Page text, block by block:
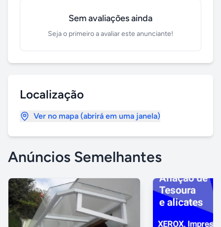
Sem avaliações ainda
Seja o primeiro a avaliar este anunciante!
Localização
Ver no mapa (abrirá em uma janela)
Anúncios Semelhantes